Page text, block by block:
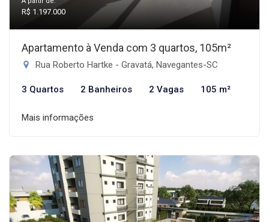
R$ 1.197.000
Apartamento à Venda com 3 quartos, 105m²
Rua Roberto Hartke - Gravatá, Navegantes-SC
3 Quartos 2 Banheiros 2 Vagas 105 m²
Mais informações